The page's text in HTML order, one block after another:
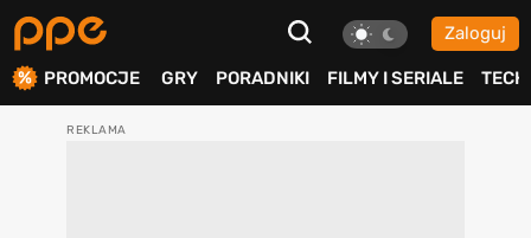
Zaloguj
PROMOCJE GRY PORADNIKI FILMY I SERIALE TECH